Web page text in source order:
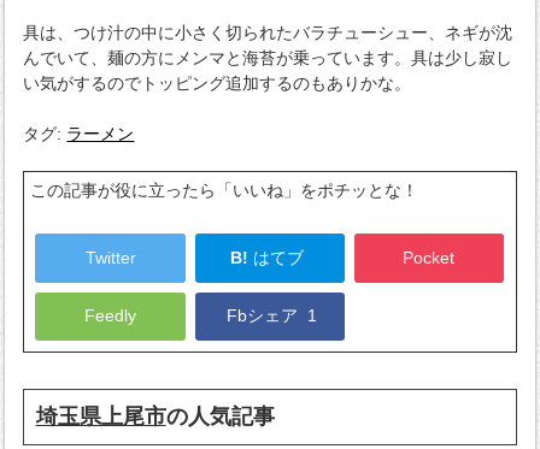
具は、つけ汁の中に小さく切られたバラチューシュー、ネギが沈
んでいて、麺の方にメンマと海苔が乗っています。具は少し寂し
い気がするのでトッピング追加するのもありかな。
タグ: ラーメン
この記事が役に立ったら「いいね」をポチッとな！
Twitter B! はてブ Pocket
Feedly Fbシェア 1
埼玉県上尾市の人気記事